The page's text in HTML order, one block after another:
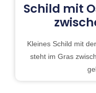
Schild mit
Kleines Schild mit
steht im Gras